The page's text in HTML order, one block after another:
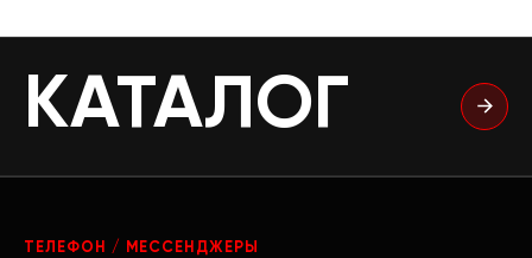
КАТАЛОГ
ТЕЛЕФОН / МЕССЕНДЖЕРЫ